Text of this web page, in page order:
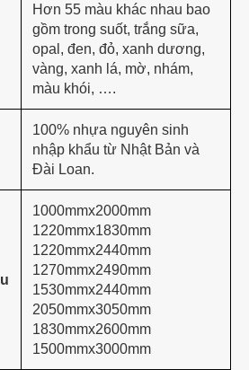
Hơn 55 màu khác nhau bao
gồm trong suốt, trắng sữa,
opal, đen, đỏ, xanh dương,
vàng, xanh lá, mờ, nhám,
màu khói, ….
100% nhựa nguyên sinh
nhập khẩu từ Nhật Bản và
Đài Loan.
1000mmx2000mm
1220mmx1830mm
1220mmx2440mm
1270mmx2490mm
1530mmx2440mm
2050mmx3050mm
1830mmx2600mm
1500mmx3000mm